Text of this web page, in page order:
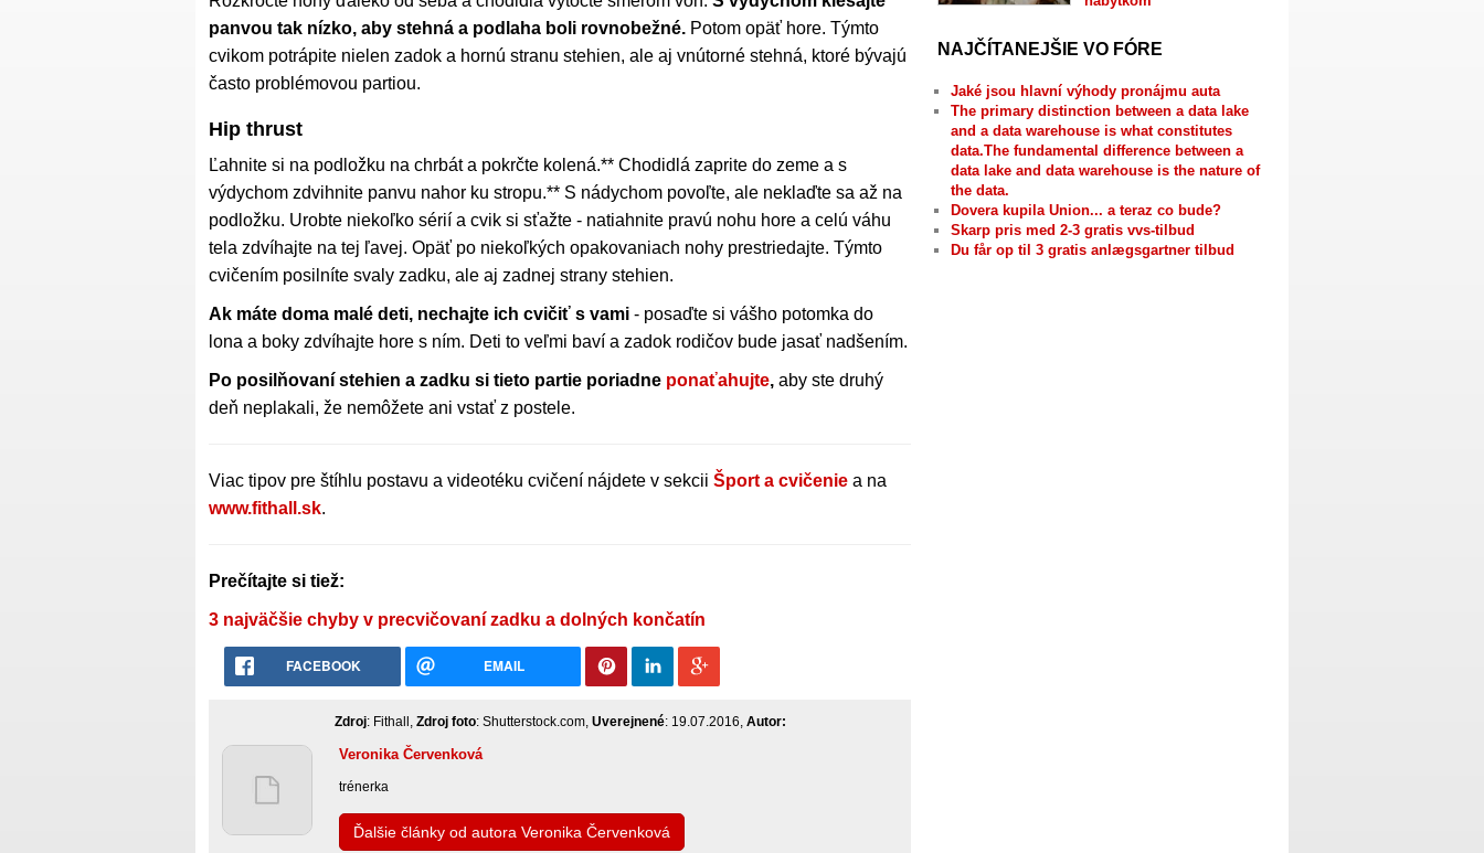
panvou tak nízko, aby stehná a podlaha boli rovnobežné. Potom opäť hore. Týmto
cvikom potrápite nielen zadok a hornú stranu stehien, ale aj vnútorné stehná, ktoré bývajú
často problémovou partiou.
Hip thrust
Ľahnite si na podložku na chrbát a pokrčte kolená.** Chodidlá zaprite do zeme a s
výdychom zdvihnite panvu nahor ku stropu.** S nádychom povoľte, ale neklaďte sa až na
podložku. Urobte niekoľko sérií a cvik si sťažte - natiahnite pravú nohu hore a celú váhu
tela zdvíhajte na tej ľavej. Opäť po niekoľkých opakovaniach nohy prestriedajte. Týmto
cvičením posilníte svaly zadku, ale aj zadnej strany stehien.
Ak máte doma malé deti, nechajte ich cvičiť s vami - posaďte si vášho potomka do
lona a boky zdvíhajte hore s ním. Deti to veľmi baví a zadok rodičov bude jasať nadšením.
Po posilňovaní stehien a zadku si tieto partie poriadne ponaťahujte, aby ste druhý
deň neplakali, že nemôžete ani vstať z postele.
Viac tipov pre štíhlu postavu a videotéku cvičení nájdete v sekcii Šport a cvičenie a na
www.fithall.sk.
Prečítajte si tiež:
3 najväčšie chyby v precvičovaní zadku a dolných končatín
FACEBOOK EMAIL
Zdroj: Fithall, Zdroj foto: Shutterstock.com, Uverejnené: 19.07.2016, Autor:
Veronika Červenková
trénerka
Ďalšie články od autora Veronika Červenková
NAJČÍTANEJŠIE VO FÓRE
Jaké jsou hlavní výhody pronájmu auta
The primary distinction between a data lake
and a data warehouse is what constitutes
data.The fundamental difference between a
data lake and data warehouse is the nature of
the data.
Dovera kupila Union... a teraz co bude?
Skarp pris med 2-3 gratis vvs-tilbud
Du får op til 3 gratis anlægsgartner tilbud